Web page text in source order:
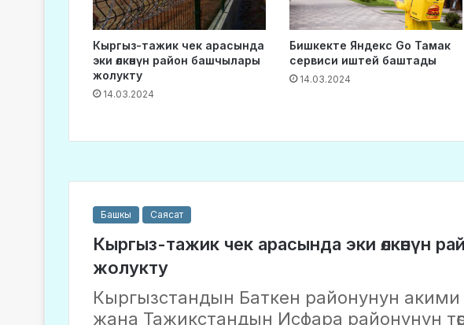
Кыргыз-тажик чек арасында
эки өлкөнүн район башчылары
жолукту
14.03.2024
Бишкекте Яндекс Go Тамак
сервиси иштей баштады
14.03.2024